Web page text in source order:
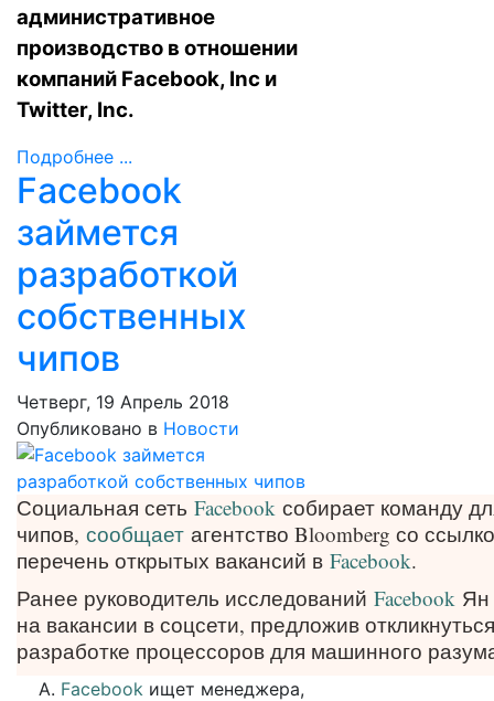
административное
производство в отношении
компаний Facebook, Inc и
Twitter, Inc.
Подробнее ...
Facebook
займется
разработкой
собственных
чипов
Четверг, 19 Апрель 2018
Опубликовано в Новости
Социальная сеть Facebook собирает команду
чипов, сообщает агентство Bloomberg со
перечень открытых вакансий в Facebook.
Ранее руководитель исследований Facebook Ян
на вакансии в соцсети, предложив
разработке процессоров для машинного
Facebook ищет менеджера,